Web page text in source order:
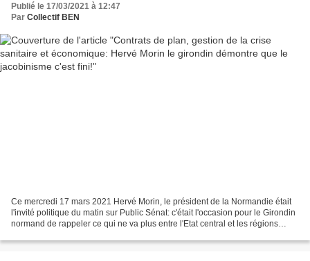
Publié le 17/03/2021 à 12:47
Par Collectif BEN
Ce mercredi 17 mars 2021 Hervé Morin, le président de la Normandie était
l'invité politique du matin sur Public Sénat: c'était l'occasion pour le Girondin
normand de rappeler ce qui ne va plus entre l'Etat central et les régions